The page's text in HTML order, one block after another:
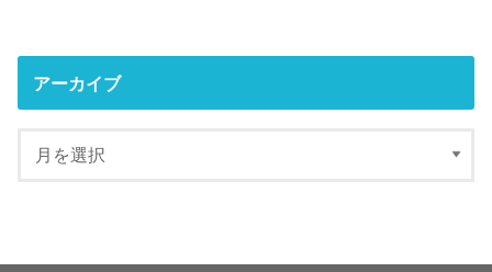
アーカイブ